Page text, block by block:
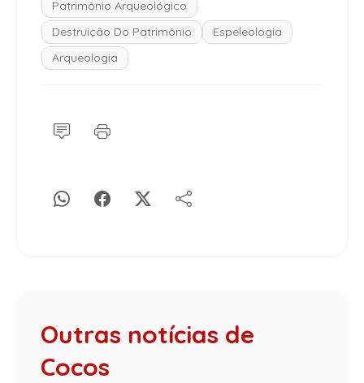
Patrimônio Arqueológico
Destruição Do Patrimônio
Espeleologia
Arqueologia
Outras notícias de
Cocos